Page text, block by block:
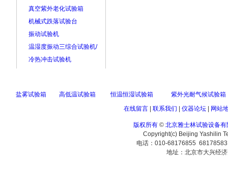
真空紫外老化试验箱
机械式跌落试验台
振动试验机
温湿度振动三综合试验机/
冷热冲击试验机
盐雾试验箱 高低温试验箱 恒温恒湿试验箱
紫外光耐气候试验箱
在线留言| 联系我们 仪器论坛| 网站
版权所有 © 北京雅士林试验设备有
Copyright(c) Beijing Yashilin
电话：010-68176855
地址：北京市大兴经